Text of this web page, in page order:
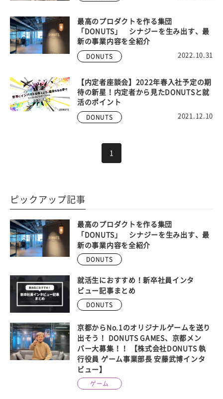
DONUTS 2022.10.31
最高のプロダクトを作る集団
「DONUTS」 シナジーを生み出す、最
新の事業内容を全紹介
DONUTS 2021.12.10
【内定者座談会】2022年春入社予定の期
待の新星！内定者から見たDONUTSと就
活のポイント
1
ピックアップ記事
最高のプロダクトを作る集団
「DONUTS」 シナジーを生み出す、最
新の事業内容を全紹介
DONUTS
就活生におすすめ！新卒社員インタ
ビュー記事まとめ
DONUTS
京都からNo.1のオリジナルゲームを送り
出そう！ DONUTS GAMES、京都メン
バー大募集！！ 【株式会社DONUTS 執
行役員 ゲーム事業部長 安藤武博インタ
ビュー】
ゲーム